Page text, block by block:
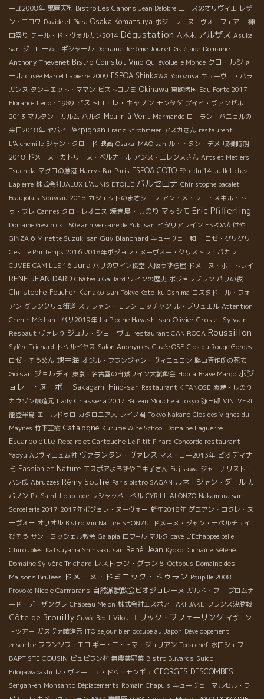
ーユ2008年 萬屋天狗 Bistro Les Canons Jean Delobre ニースのオリヴィエ レザ
ン・ゴロワ Davide et Piera Osaka Komatsuya ボジョレ・ヌーヴォーフェアー 神
田祭り テール・ド・ヴォルカン2014 Dégustation 六本木 アルザス Asuka
san ジェローム・ギシャール Domaine Jérôme Jouret Galéjade Domaine
Anthony Thevenet Bistro Coinstot Vino Qui évolue le Monde クロ・ルジャ
ール cuvée Marcel Lapierre 2009 ESPOA Shinkawa Yorozuya キューヴェ・バラ
ガンヌ タンキエット・ママン ビストロノミ Okinawa 東欧諸国 Eau Forte 2017
Florance Lenoir 1989 ビストロ・レ・キャノン モンタダ プイイ・ヴァンゼル
2013 マルタン・カルム パルク Moulin à Vent Marmande ローラン・バニョルの
来日2018年 ヤバイ Perpignan Franz Strohmeier アスカさん restaurent
L'Alchemille ジャン・クロード 映画 Osaka IMAO san ル・ｒタン・デメ 収穫時期
2018 ドメーヌ・カトリーヌ・ベルナール アンヌ・エレンヌさん Arts et Metiers
Tsuchida マグロの漁港 Harrys Bar Paris ESPOA GOTO Fête du 14 Juillet chez
Lapierre 株式会社JALUX L'AUNIS ETOILE バルセロナ Chiristophe pacalet
Beaujolais Nouveau 2018 カシェットのまさシェフ アン・メ・フェ・スキル・ト
ゥ・プレ Cannes クロ・レオニヌ 焼き鳥・しのり マッシモ Eric Pfifferling
Domaine Geschickt 50e anniversaire de Yuki san イタリアワイン ESPOAたけや
GINZA 6 Minette Suzuki san Guy Blanchard キューヴェ「和」
ロゼ・グリグリ
C'est le Printemps 2016 2018年ボジョレ・ヌーヴォー・クリストフ・パカレ
CUVEE CAMILLE 16 Jura パリのワイン食堂 大阪うずら屋 ドメーヌ・ボートレイ
RENE JEAN DARD Château Gaillard ワインの歴史 ボジョレブラン パリの夜
Christophe Foucher Kanako san Tokyo Koto-ku Oshima コスタドール・フォ
アン グランクリュ街道 ステファン・モラン ヨッチャン ル・ブリュエル Attention
Chenin Méchant パリ2019年 La Pioche Hayashi san Olivier Cros et Sylvain
Respaut ヴァレり ジュル・ショーヴェ restaurant CAN ROCA Roussillon
Sylère Trichard トゥルイヤス Salon Anonymes Cuvée OSE Clos du Rouge Gorges
ロゼ・そうめん 地中海 オジル・フランジャン・ヴィニュロン 勝山晋作氏の死去
Go san ジョルディ 東京・名古屋の自然ワイン大試飲会 Hop'là Brave Margo ボジ
ョレー・ヌーボー Sakagami Hino-san Restaurant KITANOSE 炭焼・しのり
カウゾン醸造元 Lady Chassera 2017 Bâteau Mouche à Tokyo 弥三郎 VINI VERI
能登半島 エールドゥロ カタロニア人 レイノ君 Tokyo Nakano Clos des Vignes du
Maynes 竹下正樹 Catalogne Kurumé Wine School Domaine Laguerre
Escarpolette Repaire et Cartouche Le P'tit Pinard Concorde restaurant
Yaoyu ADヴィニュム社 ヴァランタン・ヴァレス マス・ロー2013年 ビオディナ
ミ Passion et Nature エスポアよろずやユキ子さん Fujisawa ジャーナリスト・
ハン氏 Abruzzes Rémy Soulié Paris bistro SAGAN ルネ・ジャン・ダール カ
バノン Pic Saint Loup Iode レシャッペ・ベル CYRILL ALONZO Nakamura san
Sorcellerie 2017 2017年ボジョレ・ヌーヴォー 新年2018年 ダミアン・コクレ・ヌ
ーヴォー オリオル Bistro Vin Nature SHONZUI ドメーヌ・ジャン・モペルチュイ
びそう サン・ミッシェル教会 Galapia ロワ−ル マルク cave L'Echappee belle
Chiroubles Katsuyama Shinsaku san René Jean Kyoko Duchaîne Séléné
Domaine Sylvère Trichard レストラン・グラン８ Octopus Domaine des
Maisons Brulées ドメーヌ・ドミニック・ドゥラン Poupille 2008
Provoke Nicole Carmarans 自然派試飲会ビオジョレーヌ ガルド・フー プロムナ
ード・デ・ザングレ Châpeau Melon 株式会社エスポア TAKI BAKE フランス決勝戦
Côte de Brouilly Cuvée Bedit Vilou エリック・プフェーリング イヴェン
トツアー ガヌヴァ醸造元 ITO sejour bien occupe au Japon Développement
ensemble フランソワ・エコ ギー・エ・トマ・ジュリアン Toda chef 水口シェフ
BAPTISTE COUSIN ピュピラン村 無農薬野菜 Bistro Buvards Suido
Edogawabashi レ・ヴィーニュ・ドゥ・モンギュ GEORGES DESCOMBES
Sengan-en Monsanto Déplacements Romain Chapuis キューヴェ マルセル・ラ